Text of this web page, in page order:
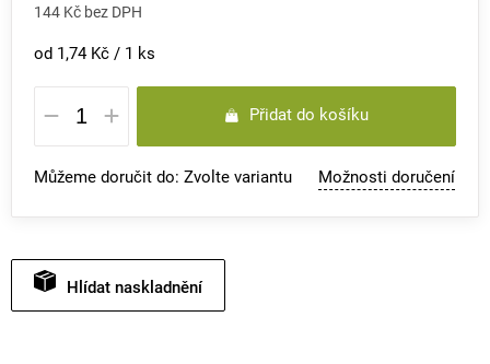
144 Kč bez DPH
Měrná
cena:
od 1,74 Kč / 1 ks
Přidat do košíku
Můžeme doručit do: Zvolte variantu Možnosti doručení
Hlídat